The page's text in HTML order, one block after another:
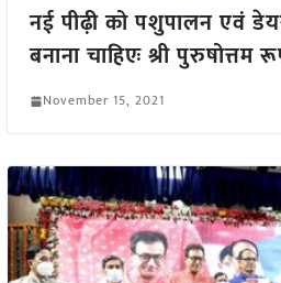
नई पीढ़ी को पशुपालन एवं
बनाना चाहिएः श्री पुरुषोत्तम
November 15, 2021